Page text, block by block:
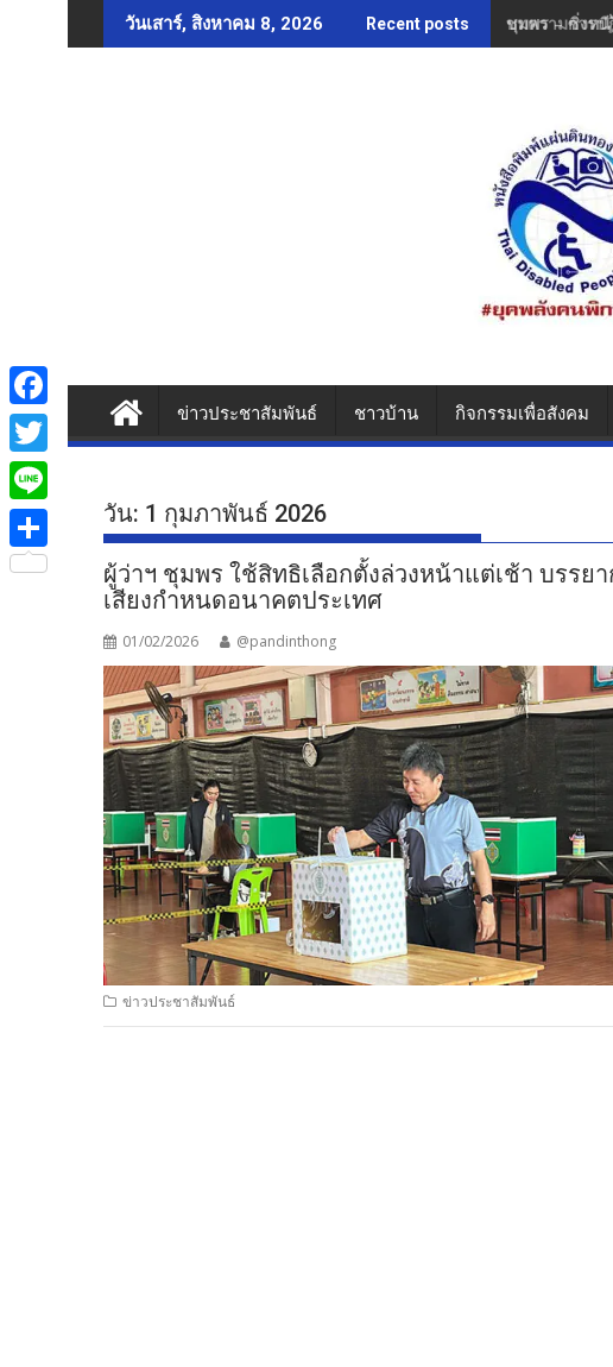
to
วันเสาร์, สิงหาคม 8, 2026 Recent posts ชุมพร – ซิ่งหนี
ข่าวประชาสัมพันธ์ ชาวบ้าน กิจกรรมเพื่อสังคม
วัน: 1 กุมภาพันธ์ 2026
ผู้ว่าฯ ชุมพร ใช้สิทธิเลือกตั้งล่วงหน้าแต่เช้า บรร
เสียงกำหนดอนาคตประเทศ
01/02/2026 @pandinthong
ข่าวประชาสัมพันธ์
F
a
c
e
b
T
w
i
L
iS